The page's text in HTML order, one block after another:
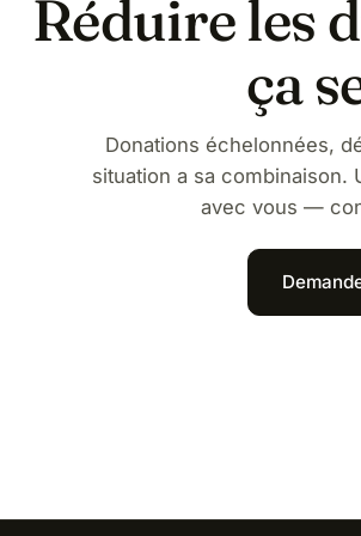
Réduire les
ça
Donations échelonnées,
situation a sa combinaison.
avec vous —